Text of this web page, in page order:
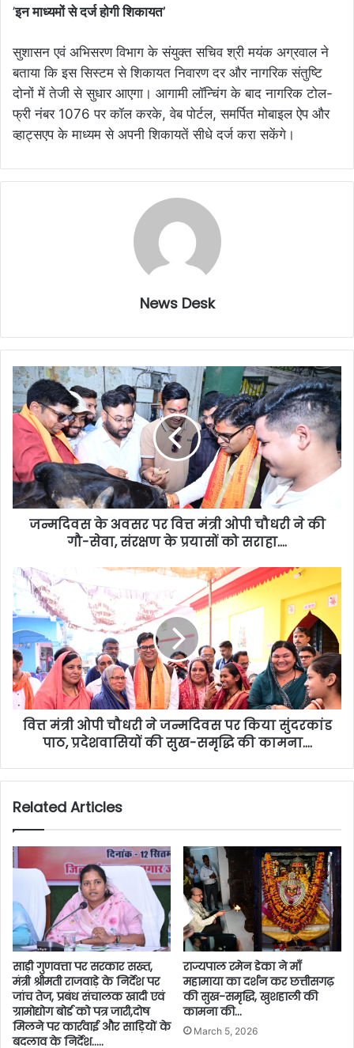
’इन माध्यमों से दर्ज होगी शिकायत’
सुशासन एवं अभिसरण विभाग के संयुक्त सचिव श्री मयंक अग्रवाल ने
बताया कि इस सिस्टम से शिकायत निवारण दर और नागरिक संतुष्टि
दोनों में तेजी से सुधार आएगा। आगामी लॉन्चिंग के बाद नागरिक टोल-
फ्री नंबर 1076 पर कॉल करके, वेब पोर्टल, समर्पित मोबाइल ऐप और
व्हाट्सएप के माध्यम से अपनी शिकायतें सीधे दर्ज करा सकेंगे।
News Desk
जन्मदिवस के अवसर पर वित्त मंत्री ओपी चौधरी ने की
गौ-सेवा, संरक्षण के प्रयासों को सराहा….
वित्त मंत्री ओपी चौधरी ने जन्मदिवस पर किया सुंदरकांड
पाठ, प्रदेशवासियों की सुख-समृद्धि की कामना….
Related Articles
साड़ी गुणवत्ता पर सरकार सख्त,
मंत्री श्रीमती राजवाड़े के निर्देश पर
जांच तेज, प्रबंध संचालक खादी एवं
ग्रामोद्योग बोर्ड को पत्र जारी,दोष
मिलने पर कार्रवाई और साड़ियों के
बदलाव के निर्देश…..
राज्यपाल रमेन डेका ने माँ
महामाया का दर्शन कर छत्तीसगढ़
की सुख-समृद्धि, खुशहाली की
कामना की…
March 5, 2026